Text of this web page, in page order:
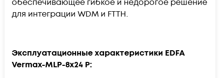
обеспечивающее гибкое и недорогое решение
для интеграции WDM и FTTH.
Эксплуатационные характеристики EDFA
Vermax-MLP-8x24 P: